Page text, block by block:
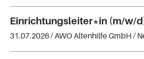
Einrichtungsleiter*in (m/w/
31.07.2026 / AWO Altenhilfe GmbH /